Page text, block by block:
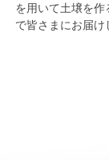
を用いて土壌を
で皆さまにお届け